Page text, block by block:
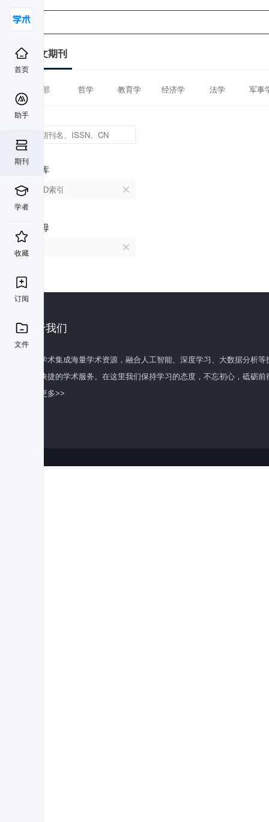
首页
助手
期刊
学者
收藏
订阅
文件
中文期刊
全部 哲学 教育学 经济学 法学 军事
数据库
CSCD索引
首字母
关于我们
百度学术集成海量学术资源，融合人工智能、深度学习、大数据分析
全面快捷的学术服务。在这里我们保持学习的态度，不忘初心，砥砺前
了解更多>>